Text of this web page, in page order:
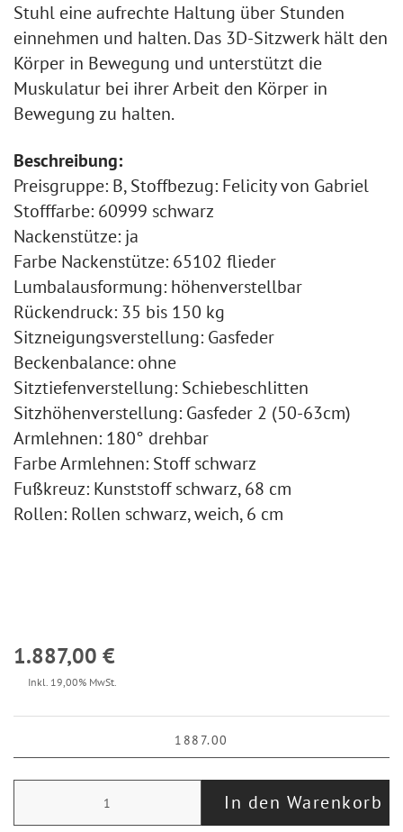
Stuhl eine aufrechte Haltung über Stunden
einnehmen und halten. Das 3D-Sitzwerk hält den
Körper in Bewegung und unterstützt die
Muskulatur bei ihrer Arbeit den Körper in
Bewegung zu halten.
Beschreibung:
Preisgruppe: B, Stoffbezug: Felicity von Gabriel
Stofffarbe: 60999 schwarz
Nackenstütze: ja
Farbe Nackenstütze: 65102 flieder
Lumbalausformung: höhenverstellbar
Rückendruck: 35 bis 150 kg
Sitzneigungsverstellung: Gasfeder
Beckenbalance: ohne
Sitztiefenverstellung: Schiebeschlitten
Sitzhöhenverstellung: Gasfeder 2 (50-63cm)
Armlehnen: 180° drehbar
Farbe Armlehnen: Stoff schwarz
Fußkreuz: Kunststoff schwarz, 68 cm
Rollen: Rollen schwarz, weich, 6 cm
1.887,00 €
Inkl. 19,00% MwSt.
In den Warenkorb